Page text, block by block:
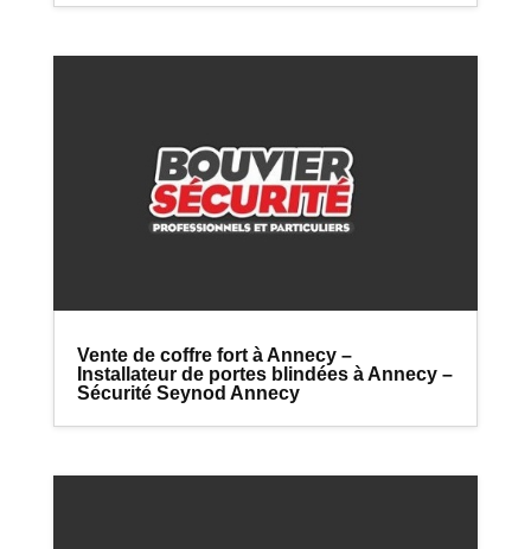
Vente de coffre fort à Annecy –
Installateur de portes blindées à Annecy –
Sécurité Seynod Annecy